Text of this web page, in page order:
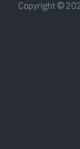
Copyright ©